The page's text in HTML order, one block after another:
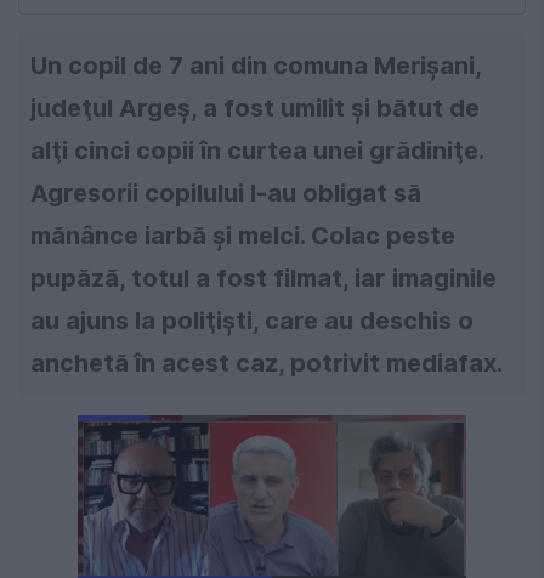
Un copil de 7 ani din comuna Merişani,
judeţul Argeş, a fost umilit şi bătut de
alţi cinci copii în curtea unei grădiniţe.
Agresorii copilului l-au obligat să
mănânce iarbă şi melci. Colac peste
pupăză, totul a fost filmat, iar imaginile
au ajuns la poliţişti, care au deschis o
anchetă în acest caz, potrivit mediafax.